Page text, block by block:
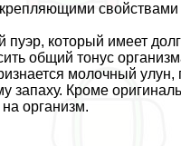
пуэр, который имеет
общий тонус
молочный
запаху. Кроме
организм.